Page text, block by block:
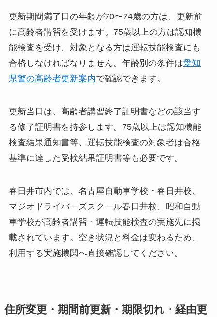
更新期間満了日の年齢が70〜74歳の方は、更新前
に高齢者講習を受けます。75歳以上の方は認知機
能検査を受け、対象となる方は運転技能検査にも
合格しなければなりません。年齢別の条件は愛知
県警の高齢者更新案内で確認できます。
更新当日は、高齢者講習終了証明書などの該当す
る修了証明書を持参します。75歳以上は認知機能
検査結果通知書等、運転技能検査の対象者は合格
基準に達した受検結果証明書等も必要です。
春日井市内では、名古屋自動車学校・春日井校、
マジオドライバーズスクール春日井校、昭和自動
車学校が高齢者講習・運転技能検査の実施先に掲
載されています。空き状況と料金は変わるため、
利用する実施機関へ直接確認してください。
住所変更・期間前更新・期限切れ・経由更